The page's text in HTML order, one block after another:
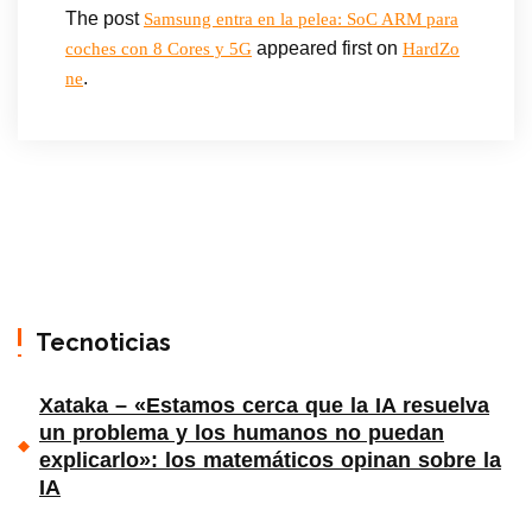
The post Samsung entra en la pelea: SoC ARM para
coches con 8 Cores y 5G appeared first on HardZo
ne.
Tecnoticias
Xataka – «Estamos cerca que la IA resuelva
un problema y los humanos no puedan
explicarlo»: los matemáticos opinan sobre la
IA